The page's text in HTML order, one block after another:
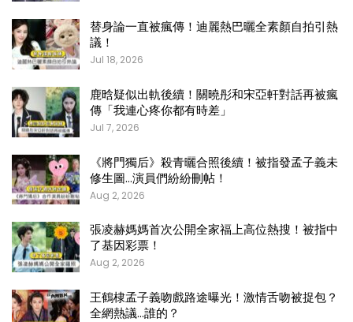
替身論一直被瘋傳！迪麗熱巴曬全素顏自拍引熱
議！
Jul 18, 2026
鹿晗疑似出軌後續！關曉彤和宋亞軒對話再被瘋
傳「我連心疼你都有時差」
Jul 7, 2026
《將門獨后》殺青曬合照後續！被指發孟子義未
修生圖…演員們紛紛刪帖！
Aug 2, 2026
張凌赫媽媽首次公開全家福上高位熱搜！被指中
了基因彩票！
Aug 2, 2026
王鶴棣孟子義吻戲路途曝光！激情舌吻被捉包？
全網熱議…誰的？